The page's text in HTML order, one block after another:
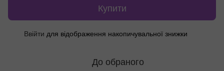
Купити
Ввійти для відображення накопичувальної знижки
До обраного